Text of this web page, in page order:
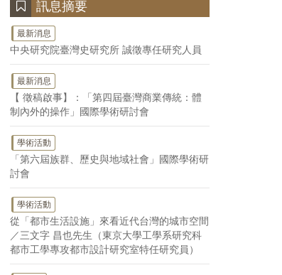
訊息摘要
最新消息
中央研究院臺灣史研究所 誠徵專任研究人員
最新消息
【 徵稿啟事】：「第四屆臺灣商業傳統：體
制內外的操作」國際學術研討會
學術活動
「第六屆族群、歷史與地域社會」國際學術研
討會
學術活動
從「都市生活設施」來看近代台灣的城市空間
／三文字 昌也先生（東京大學工學系研究科
都市工學專攻都市設計研究室特任研究員）